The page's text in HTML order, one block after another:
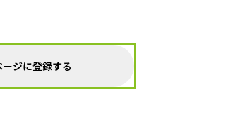
ジに登録する